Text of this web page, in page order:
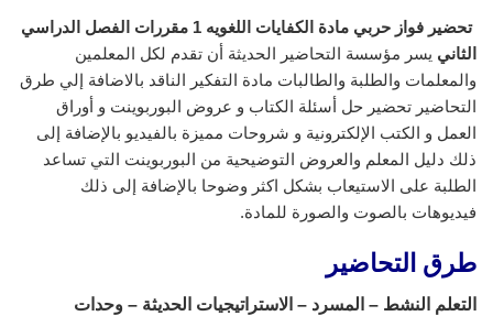
تحضير فواز حربي مادة الكفايات اللغويه 1 مقررات
الفصل الدراسي
الثاني يسر مؤسسة التحاضير الحديثة أن تقدم لكل المعلمين
والمعلمات والطلبة والطالبات مادة التفكير الناقد بالاضافة إلي طرق
التحاضير تحضير حل أسئلة الكتاب و عروض البوربوينت و أوراق
العمل و الكتب الإلكترونية و شروحات مميزة بالفيديو بالإضافة إلى
ذلك دليل المعلم والعروض التوضيحية من البوربوينت التي تساعد
الطلبة على الاستيعاب بشكل اكثر وضوحا بالإضافة إلى ذلك
فيديوهات بالصوت والصورة للمادة.
طرق التحاضير
التعلم النشط – المسرد – الاستراتيجيات الحديثة – وحدات